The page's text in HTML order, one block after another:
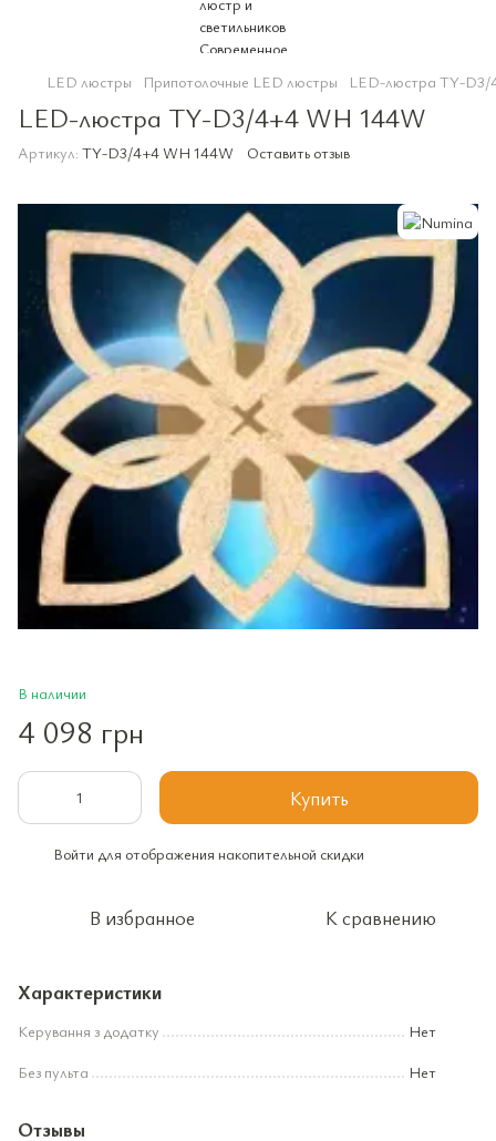
LED люстры Припотолочные LED люстры LED-люстра TY-
LED-люстра TY-D3/4+4 WH 144W
Артикул: TY-D3/4+4 WH 144W Оставить отзыв
В наличии
4 098 грн
Купить
Войти для отображения накопительной скидки
В избранное К сравнению
Характеристики
Керування з додатку
Нет
Без пульта
Нет
Отзывы